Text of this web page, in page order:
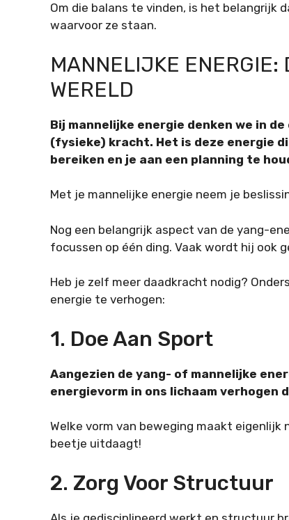
Om die balans te vinden, is het belangrijk
waarvoor ze staan.
MANNELIJKE ENERGIE:
WERELD
Bij mannelijke energie denken we in
(fysieke) kracht. Het is deze energie
bereiken en je aan een planning te
Met je mannelijke energie neem je
Nog een belangrijk aspect van de yang-
focussen op één ding. Vaak wordt hij ook
Heb je zelf meer daadkracht nodig?
energie te verhogen:
1. Doe Aan Sport
Aangezien de yang- of mannelijke
energievorm in ons lichaam verhogen
Welke vorm van beweging maakt
beetje uitdaagt!
2. Zorg Voor Structuur